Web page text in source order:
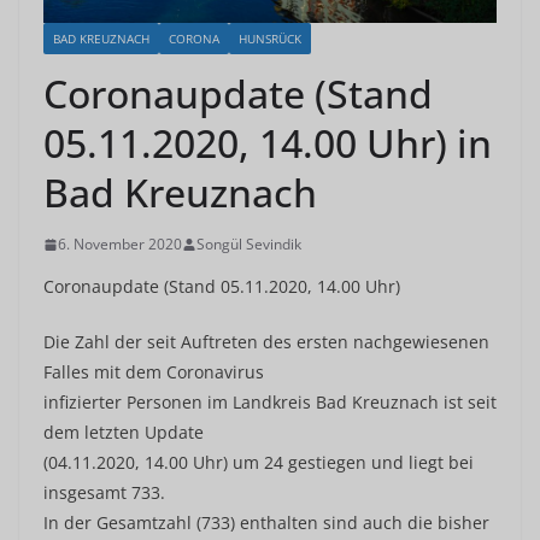
BAD KREUZNACH CORONA HUNSRÜCK
Coronaupdate (Stand
05.11.2020, 14.00 Uhr) in
Bad Kreuznach
6. November 2020 Songül Sevindik
Coronaupdate (Stand 05.11.2020, 14.00 Uhr)
Die Zahl der seit Auftreten des ersten nachgewiesenen
Falles mit dem Coronavirus
infizierter Personen im Landkreis Bad Kreuznach ist seit
dem letzten Update
(04.11.2020, 14.00 Uhr) um 24 gestiegen und liegt bei
insgesamt 733.
In der Gesamtzahl (733) enthalten sind auch die bisher